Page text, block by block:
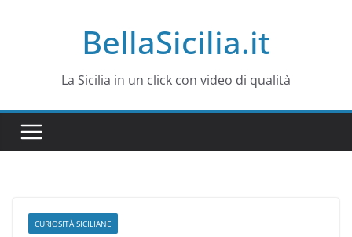
BellaSicilia.it
La Sicilia in un click con video di qualità
CURIOSITÀ SICILIANE